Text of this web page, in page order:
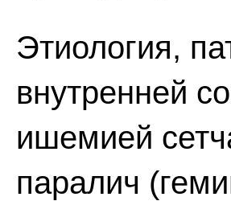
Этиология,
внутренней
ишемией
паралич